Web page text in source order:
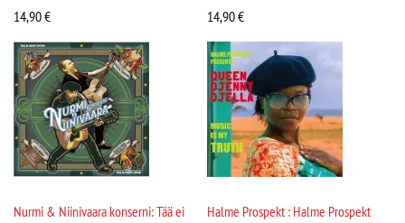
14,90€
14,90€
Nurmi & Niinivaara konserni: Tää ei
Halme Prospekt : Halme Prospekt